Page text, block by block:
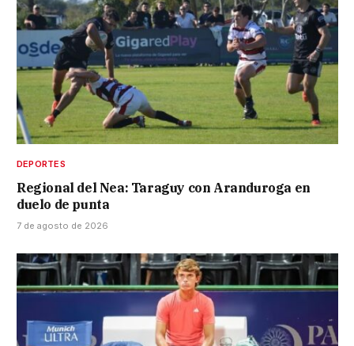
DEPORTES
Regional del Nea: Taraguy con Aranduroga en
duelo de punta
7 de agosto de 2026